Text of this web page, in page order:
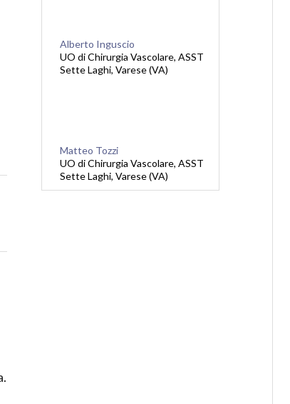
Alberto Inguscio
UO di Chirurgia Vascolare, ASST
Sette Laghi, Varese (VA)
Matteo Tozzi
UO di Chirurgia Vascolare, ASST
Sette Laghi, Varese (VA)